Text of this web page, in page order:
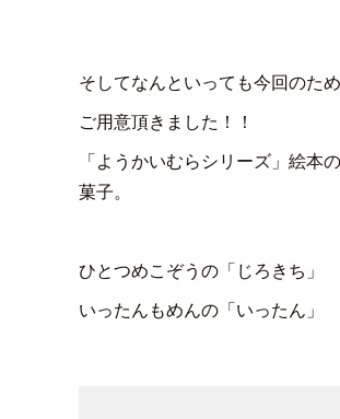
そしてなんといっても今回のた
ご用意頂きました！！
「ようかいむらシリーズ」絵
菓子。
ひとつめこぞうの「じろきち」
いったんもめんの「いったん」